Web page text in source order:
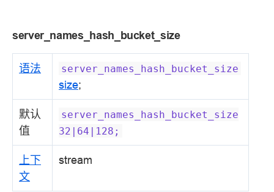
server_names_hash_bucket_size
语法 server_names_hash_bucket_size
size;
默认
值
server_names_hash_bucket_size
32|64|128;
上下
文
stream